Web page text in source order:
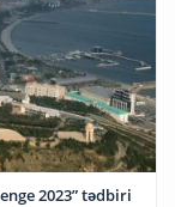
2023” tədbiri